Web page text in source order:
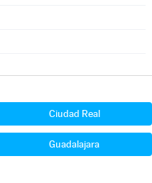
Ciudad Real
Guadalajara